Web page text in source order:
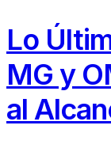
Lo
MG y
al